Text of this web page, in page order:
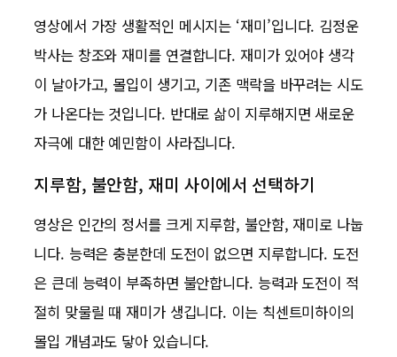
영상에서 가장 생활적인 메시지는 ‘재미’입니다. 김정운
박사는 창조와 재미를 연결합니다. 재미가 있어야 생각
이 날아가고, 몰입이 생기고, 기존 맥락을 바꾸려는 시도
가 나온다는 것입니다. 반대로 삶이 지루해지면 새로운
자극에 대한 예민함이 사라집니다.
지루함, 불안함, 재미 사이에서 선택하기
영상은 인간의 정서를 크게 지루함, 불안함, 재미로 나눕
니다. 능력은 충분한데 도전이 없으면 지루합니다. 도전
은 큰데 능력이 부족하면 불안합니다. 능력과 도전이 적
절히 맞물릴 때 재미가 생깁니다. 이는 칙센트미하이의
몰입 개념과도 닿아 있습니다.